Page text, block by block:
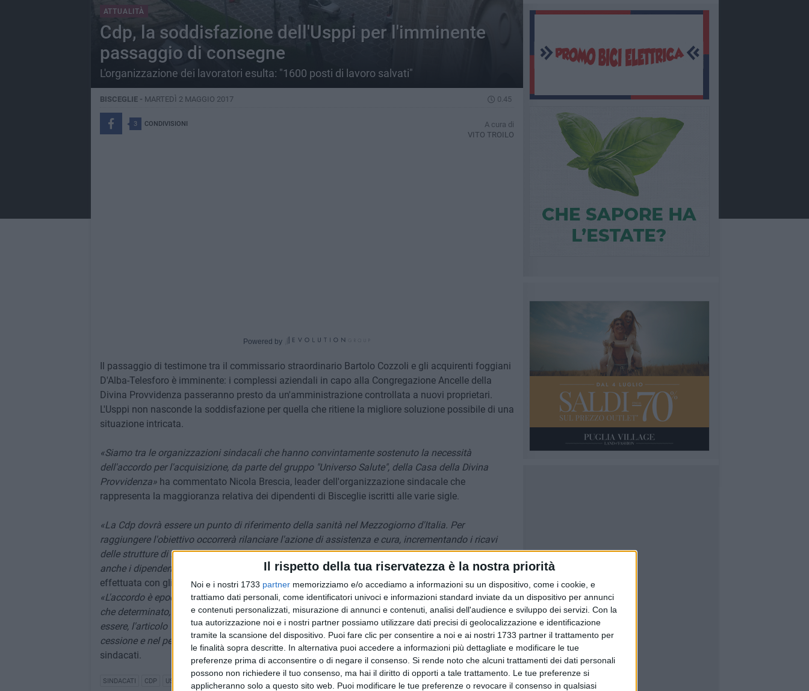
Il rispetto della tua riservatezza è la nostra priorità
Noi e i nostri 1733 partner memorizziamo e/o accediamo a informazioni su un dispositivo, come i cookie, e
trattiamo dati personali, come identificatori univoci e informazioni standard inviate da un dispositivo per annunci
e contenuti personalizzati, misurazione di annunci e contenuti, analisi dell'audience e sviluppo dei servizi. Con la
tua autorizzazione noi e i nostri partner possiamo utilizzare dati precisi di geolocalizzazione e identificazione
tramite la scansione del dispositivo. Puoi fare clic per consentire a noi e ai nostri 1733 partner il trattamento per
le finalità sopra descritte. In alternativa puoi accedere a informazioni più dettagliate e modificare le tue
preferenze prima di acconsentire o di negare il consenso. Si rende noto che alcuni trattamenti dei dati personali
possono non richiedere il tuo consenso, ma hai il diritto di opporti a tale trattamento. Le tue preferenze si
applicheranno solo a questo sito web. Puoi modificare le tue preferenze o revocare il consenso in qualsiasi
ATTUALITÀ
Cdp, la soddisfazione dell'Usppi per l'imminente
passaggio di consegne
L'organizzazione dei lavoratori esulta: "1600 posti di lavoro salvati"
BISCEGLIE - MARTEDÌ 2 MAGGIO 2017 0.45
3 CONDIVISIONI
A cura di
VITO TROILO
Powered by
Il passaggio di testimone tra il commissario straordinario Bartolo Cozzoli e gli acquirenti foggiani
D'Alba-Telesforo è imminente: i complessi aziendali in capo alla Congregazione Ancelle della
Divina Provvidenza passeranno presto da un'amministrazione controllata a nuovi proprietari.
L'Usppi non nasconde la soddisfazione per quella che ritiene la migliore soluzione possibile di una
situazione intricata.
«Siamo tra le organizzazioni sindacali che hanno convintamente sostenuto la necessità
dell'accordo per l'acquisizione, da parte del gruppo "Universo Salute", della Casa della Divina
Provvidenza»ha commentato Nicola Brescia, leader dell'organizzazione sindacale che
rappresenta la maggioranza relativa dei dipendenti di Bisceglie iscritti alle varie sigle.
«La Cdp dovrà essere un punto di riferimento della sanità nel Mezzogiorno d'Italia. Per
raggiungere l'obiettivo occorrerà rilanciare l'azione di assistenza e cura, incrementando i ricavi
delle strutture di Bisceglie, Foggia e Potenza, che dovranno essere rese più attrattive incentivando
anche i dipendenti»
Brescia, che riguardo i contenuti della contrattazione sindacale
effettuata con gli acquirenti ha ancora una volta espresso il suo giudizio molto positivo:
«L'accordo è epocale perché salvaguarda tutti i 1600 posti di lavoro, sia a tempo indeterminato
che determinato, rispettando gli orari, le posizioni economiche e i livelli di inquadramento in
essere, l'articolo 18, l'anzianità convenzionale e giuridica acquisita antecedentemente alla
cessione e nel periodo di servizio effettuato nella Cdp».Chissà come la pensano gli altri
sindacati.
SINDACATI CDP USPPI